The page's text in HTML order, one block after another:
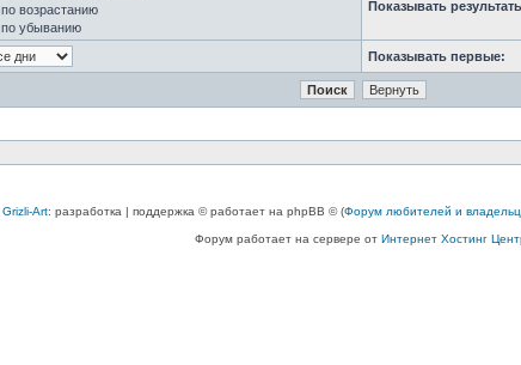
по возрастанию
по убыванию
Показывать
Показывать первые:
Grizli-Art: разработка | поддержка © работает на phpBB © (Форум любителей и
Форум работает на сервере от Интернет Хостинг